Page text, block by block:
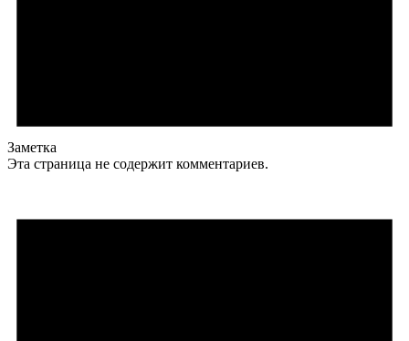
Заметка
Эта страница не содержит комментариев.